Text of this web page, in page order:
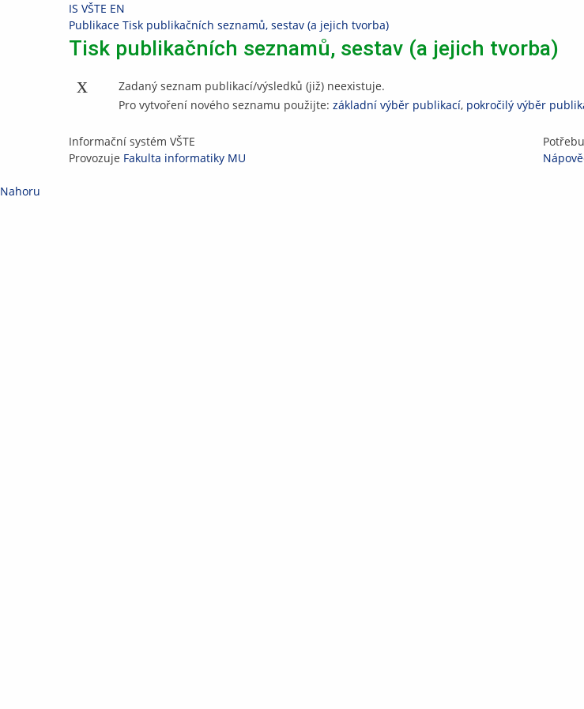
IS VŠTE EN
>
Publikace >
Tisk publikačních seznamů, sestav (a jejich tvorba)
Tisk publikačních seznamů, sestav (a jejich tvorba)
Zadaný seznam publikací/výsledků (již) neexistuje.
Pro vytvoření nového seznamu použijte: základní výběr publikací, pokročilý výběr
IS
VŠTE
Informační systém VŠTE
Provozuje Fakulta informatiky MU
Nahoru